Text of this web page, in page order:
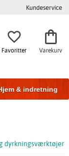
Kundeservice
Favoritter Varekurv
& indretning
dyrkningsværktøjer